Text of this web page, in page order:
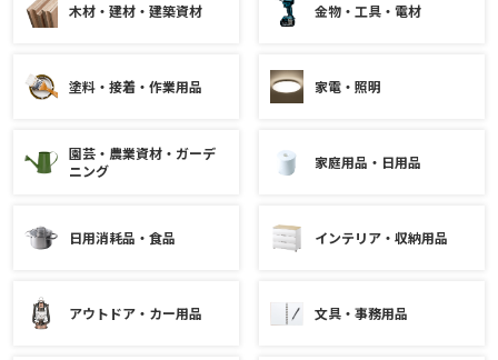
木材・建材・建築資材 金物・工具・電材
塗料・接着・作業用品 家電・照明
園芸・農業資材・ガーデ
ニング
家庭用品・日用品
日用消耗品・食品 インテリア・収納用品
アウトドア・カー用品 文具・事務用品